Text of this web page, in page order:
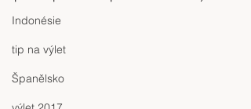
Indonésie
tip na výlet
Španělsko